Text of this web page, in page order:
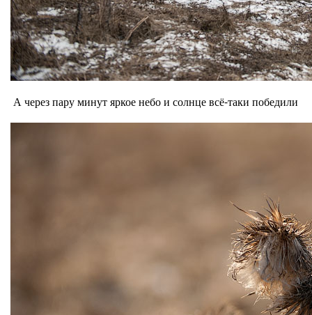
А через пару минут яркое небо и солнце всё-таки победили